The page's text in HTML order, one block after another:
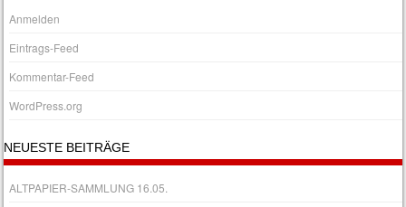
Anmelden
Eintrags-Feed
Kommentar-Feed
WordPress.org
NEUESTE BEITRÄGE
ALTPAPIER-SAMMLUNG 16.05.